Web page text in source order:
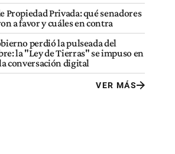
Propiedad Privada: qué senadores
a favor y cuáles en contra
perdió la pulseada del
la "Ley de Tierras" se impuso en
conversación digital
VER MÁS